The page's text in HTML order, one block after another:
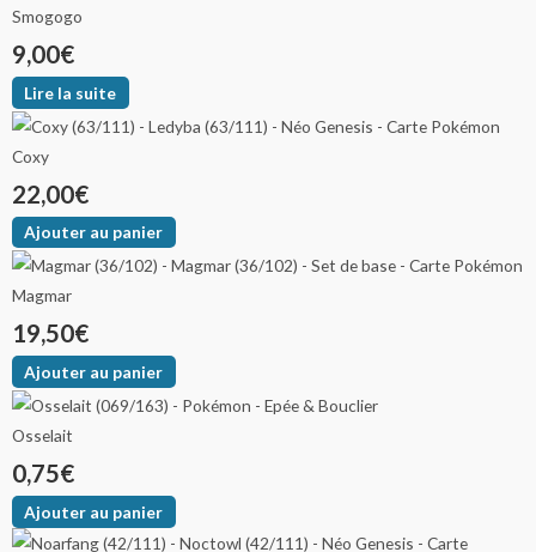
Smogogo
9,00€
Lire la suite
Coxy
22,00€
Ajouter au panier
Magmar
19,50€
Ajouter au panier
Osselait
0,75€
Ajouter au panier